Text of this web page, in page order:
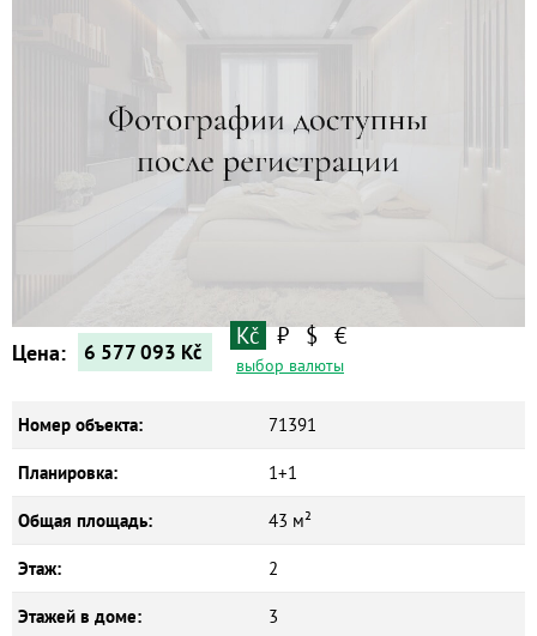
Цена: 6 577 093 Kč
Kč ₽ $ €
выбор валюты
Номер объекта: 71391
Планировка: 1+1
Общая площадь: 43 м²
Этаж: 2
Этажей в доме: 3